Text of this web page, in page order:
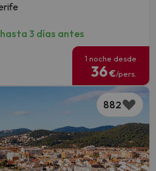
3 días antes
1 noche desde
36€/pers.
882